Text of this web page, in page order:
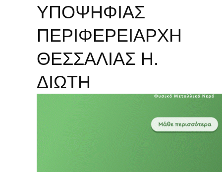
ΥΠΟΨΗΦΙΑΣ
ΠΕΡΙΦΕΡΕΙΑΡΧΗ
ΘΕΣΣΑΛΙΑΣ Η.
ΔΙΩΤΗ